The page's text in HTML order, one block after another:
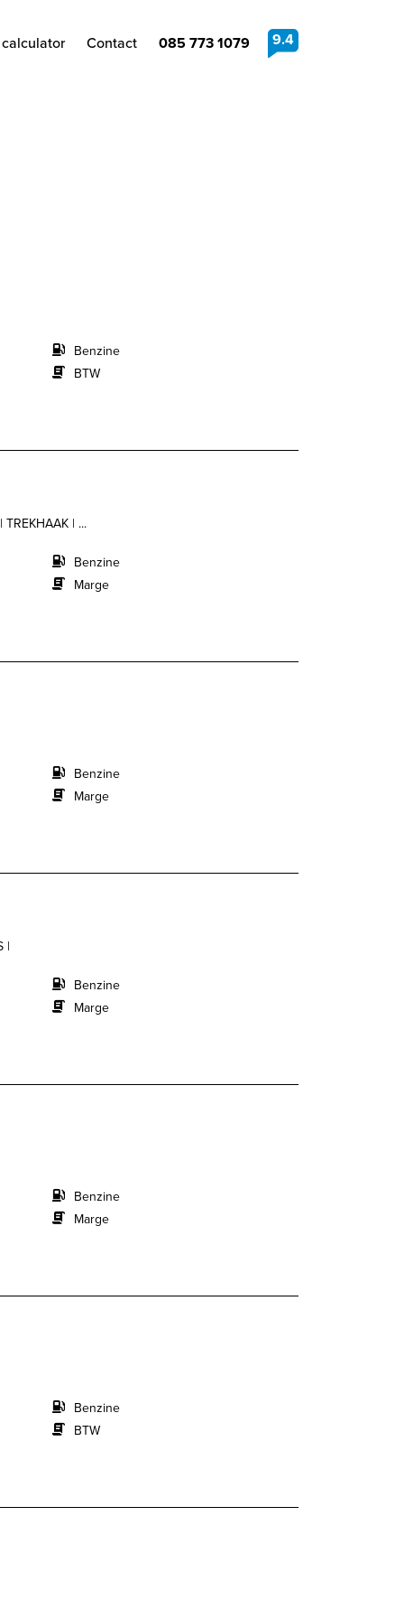
9.4
Contact 085 773 1079
Benzine
BTW
| ...
Benzine
Marge
Benzine
Marge
|
Benzine
Marge
Benzine
Marge
Benzine
BTW